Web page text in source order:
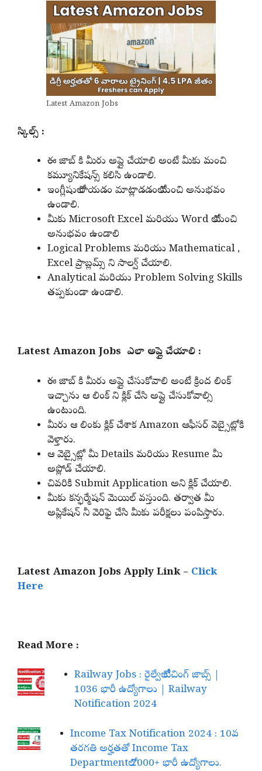
Latest Amazon Jobs
స్కిల్స్ :
ఈ జాబ్ కి మీరు అప్లై చేయాలి అంటే మీకు మంచి
కమ్యూనికేషన్స్ కలిసి ఉండాలి.
ఇంగ్లీషులో రాయడం మాట్లాడడంలో మంచి అనుభవం
ఉండాలి.
మీకు Microsoft Excel మరియు Word లో మంచి
అనుభవం ఉండాలి
Logical Problems మరియు Mathematical ,
Excel ప్రాబ్లమ్స్ ని సాల్వ్ చేయాలి.
Analytical మరియు Problem Solving Skills
తప్పకుండా ఉండాలి.
Latest Amazon Jobs ఎలా అప్లై చేయాలి :
ఈ జాబ్ కి మీరు అప్లై చేసుకోవాలి అంటే క్రింద లింక్
ఇచ్చాను ఆ లింక్ ని క్లిక్ చేసి అప్లై చేసుకోవాల్సి
ఉంటుంది.
మీరు ఆ లింకు క్లిక్ చేశాక Amazon ఆఫీసర్ వెబ్సైట్లోకి
వెళ్తారు.
ఆ వెబ్సైట్లో మీ Details మరియు Resume మీ
అప్లోడ్ చేయాలి.
చివరికి Submit Application అని క్లిక్ చేయాలి.
మీకు కన్ఫర్మేషన్ మెయిల్ వస్తుంది. తర్వాత మీ
అప్లికేషన్ నీ వెరిఫై చేసి మీకు పరీక్షలు పంపిస్తారు.
Latest Amazon Jobs Apply Link – Click
Here
Read More :
Railway Jobs : రైల్వేలో టీచింగ్ జాబ్స్ |
1036 భారీ ఉద్యోగాలు | Railway
Notification 2024
Income Tax Notification 2024 : 10వ
తరగతి అర్హతతో Income Tax
Departmentలో 2000+ భారీ ఉద్యోగాలు.